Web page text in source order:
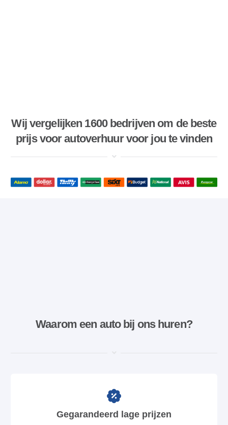
Wij vergelijken 1600 bedrijven om de beste
prijs voor autoverhuur voor jou te vinden
Waarom een ​​auto bij ons huren?
Gegarandeerd lage prijzen